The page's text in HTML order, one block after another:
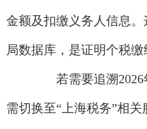
金额及扣缴义务人信息
局数据库，是证明个税缴
若需要追溯2026
需切换至“上海税务”相